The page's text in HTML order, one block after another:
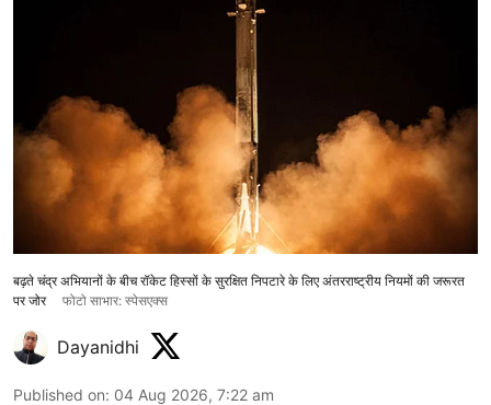
बढ़ते चंद्र अभियानों के बीच रॉकेट हिस्सों के सुरक्षित निपटारे के लिए अंतरराष्ट्रीय नियमों की जरूरत
पर जोर
फोटो साभार: स्पेसएक्स
Dayanidhi
Published on: 04 Aug 2026, 7:22 am